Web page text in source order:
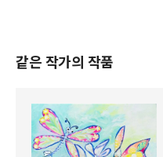
같은 작가의 작품